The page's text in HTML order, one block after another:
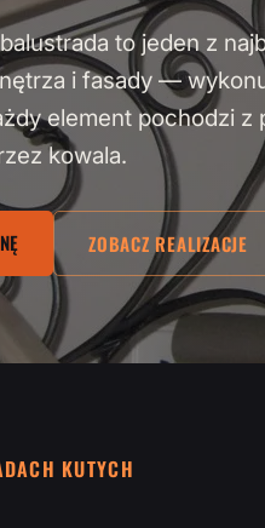
to jeden z
i fasady —
element pochodzi z
kowala.
ZOBACZ REALIZACJE
KUTYCH